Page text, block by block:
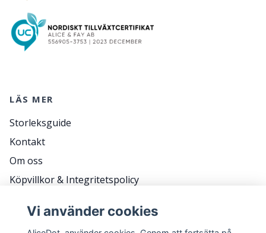
LÄS MER
Storleksguide
Kontakt
Om oss
Köpvillkor & Integritetspolicy
Frågor & svar
Vi använder cookies